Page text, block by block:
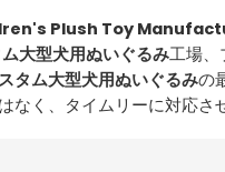
Plush Toy
大型犬用ぬいぐるみ工場、
タム大型犬用ぬいぐるみの
なく、タイムリーに対応さ